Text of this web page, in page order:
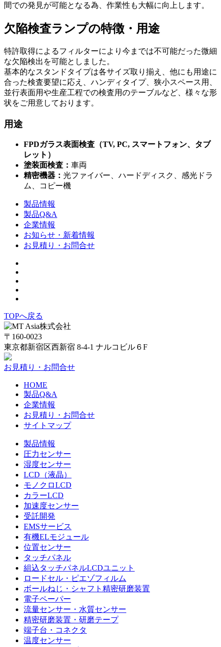
間での発見が可能となる為、作業性も大幅に向上します。
欠陥検査ランプの特徴・用途
特許取得によるフィルターにより今までは不可能だった微細
な欠陥検出を可能としました。
基本的なスタンドタイプは各サイズ取り揃え、他にも用途に
合った検査要望に応え、ハンディタイプ、狭小スペース用、
並行表面用や生産工程での検査用のテーブルなど、様々な形
状をご用意しております。
用途
FPDガラス表面検査（TV, PC, スマートフォン、タブ
レット）
塗装面検査： 車両
精密機器： 光ファイバー、ハードディスク、感光ドラ
ム、コピー機
製品情報
製品Q&A
企業情報
お知らせ・新着情報
お見積り・お問合せ
TOPへ戻る
〒160-0023
東京都新宿区西新宿 8-4-1 ナルコビル６F
お見積り・お問合せ
HOME
製品Q&A
企業情報
お見積り・お問合せ
サイトマップ
製品情報
圧力センサー
湿度センサー
LCD（液晶）
モノクロLCD
カラーLCD
加速度センサー
受託開発
EMSサービス
有機ELモジュール
位置センサー
タッチパネル
組込タッチパネルLCDユニット
ロードセル・ピエゾフィルム
ボールねじ・シャフト精密研磨装置
電子ペーパー
流量センサー・水質センサー
精密研磨装置・研磨テープ
端子台・コネクタ
温度センサー